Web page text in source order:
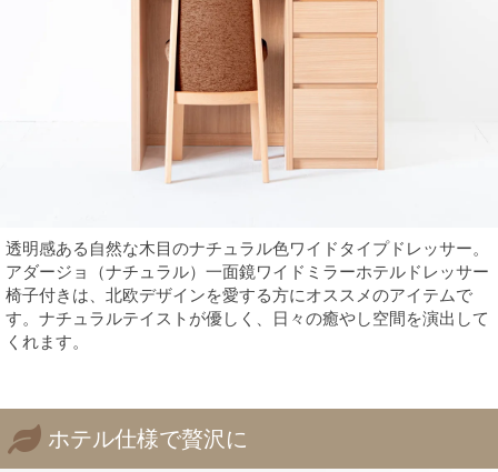
透明感ある自然な木目のナチュラル色ワイドタイプドレッサー。
アダージョ（ナチュラル）一面鏡ワイドミラーホテルドレッサー
椅子付きは、北欧デザインを愛する方にオススメのアイテムで
す。ナチュラルテイストが優しく、日々の癒やし空間を演出して
くれます。
ホテル仕様で贅沢に